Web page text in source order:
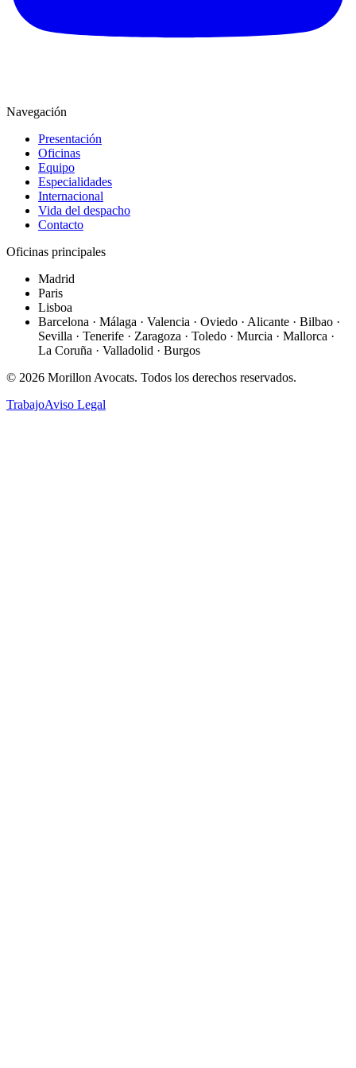
Navegación
Presentación
Oficinas
Equipo
Especialidades
Internacional
Vida del despacho
Contacto
Oficinas principales
Madrid
Paris
Lisboa
Barcelona · Málaga · Valencia · Oviedo · Alicante · Bilbao ·
Sevilla · Tenerife · Zaragoza · Toledo · Murcia · Mallorca ·
La Coruña · Valladolid · Burgos
© 2026 Morillon Avocats. Todos los derechos reservados.
TrabajoAviso Legal